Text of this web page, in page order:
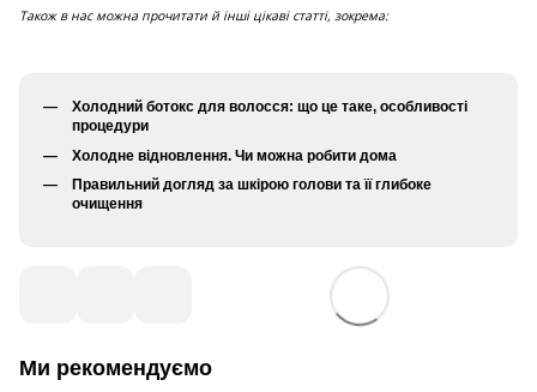
Також в нас можна прочитати й інші цікаві статті, зокрема:
Холодний ботокс для волосся: що це таке, особливості
процедури
Холодне відновлення. Чи можна робити дома
Правильний догляд за шкірою голови та її глибоке
очищення
Ми рекомендуємо